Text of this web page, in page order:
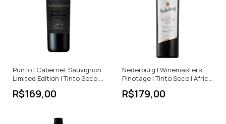
Punto | Cabernet Sauvignon
Limited Edition | Tinto Seco |
750ml
R$169,00
Nederburg | Winemasters
Pinotage | Tinto Seco | África
do Sul | 750ml
R$179,00